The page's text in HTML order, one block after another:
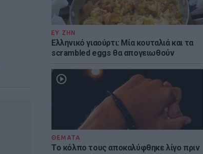
ΕΥ ΖΗΝ
Ελληνικό γιαούρτι: Μία κουταλιά και τα
scrambled eggs θα απογειωθούν
ΘΕΜΑΤΑ
Το κόλπο τους αποκαλύφθηκε λίγο πριν